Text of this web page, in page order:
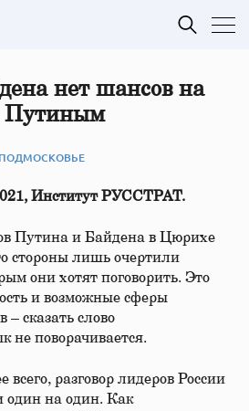
нет шансов на
Путиным
ПОДМОСКОВЬЕ
Институт РУССТРАТ.
Путина и Байдена в Цюрихе
стороны лишь очертили
они хотят поговорить. Это
и возможные сферы
– сказать слово
не поворачивается.
всего, разговор лидеров России
на один. Как